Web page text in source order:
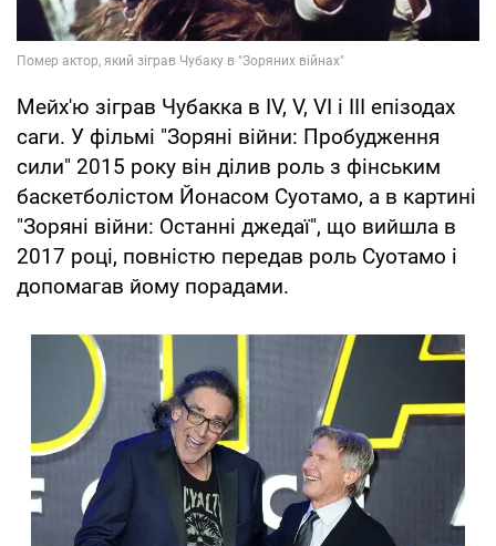
Мейх'ю зіграв Чубакка в IV, V, VI і III епізодах
саги. У фільмі "Зоряні війни: Пробудження
сили" 2015 року він ділив роль з фінським
баскетболістом Йонасом Суотамо, а в картині
"Зоряні війни: Останні джедаї", що вийшла в
2017 році, повністю передав роль Суотамо і
допомагав йому порадами.